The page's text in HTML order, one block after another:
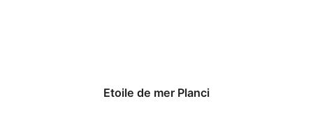
Etoile de mer Planci